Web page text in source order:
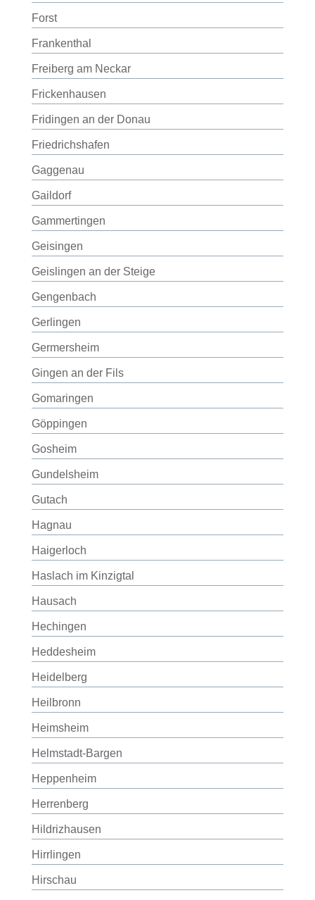
Forst
Frankenthal
Freiberg am Neckar
Frickenhausen
Fridingen an der Donau
Friedrichshafen
Gaggenau
Gaildorf
Gammertingen
Geisingen
Geislingen an der Steige
Gengenbach
Gerlingen
Germersheim
Gingen an der Fils
Gomaringen
Göppingen
Gosheim
Gundelsheim
Gutach
Hagnau
Haigerloch
Haslach im Kinzigtal
Hausach
Hechingen
Heddesheim
Heidelberg
Heilbronn
Heimsheim
Helmstadt-Bargen
Heppenheim
Herrenberg
Hildrizhausen
Hirrlingen
Hirschau